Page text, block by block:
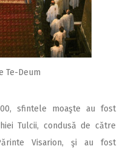
Te-Deum
sfintele moaşte au fost
Tulcii, condusă de către
Visarion, şi au fost